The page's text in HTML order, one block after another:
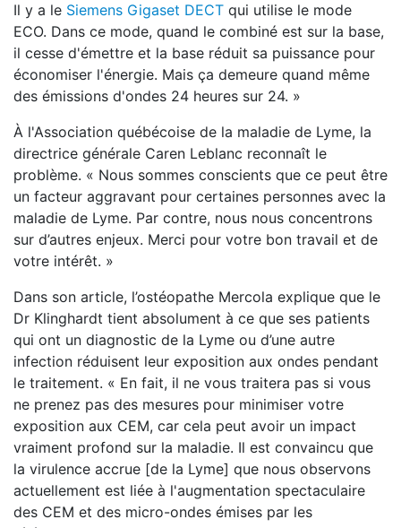
Il y a le Siemens Gigaset DECT qui utilise le mode
ECO. Dans ce mode, quand le combiné est sur la base,
il cesse d'émettre et la base réduit sa puissance pour
économiser l'énergie. Mais ça demeure quand même
des émissions d'ondes 24 heures sur 24. »
À l'Association québécoise de la maladie de Lyme, la
directrice générale Caren Leblanc reconnaît le
problème. « Nous sommes conscients que ce peut être
un facteur aggravant pour certaines personnes avec la
maladie de Lyme. Par contre, nous nous concentrons
sur d’autres enjeux. Merci pour votre bon travail et de
votre intérêt. »
Dans son article, l’ostéopathe Mercola explique que le
Dr Klinghardt tient absolument à ce que ses patients
qui ont un diagnostic de la Lyme ou d’une autre
infection réduisent leur exposition aux ondes pendant
le traitement. « En fait, il ne vous traitera pas si vous
ne prenez pas des mesures pour minimiser votre
exposition aux CEM, car cela peut avoir un impact
vraiment profond sur la maladie. Il est convaincu que
la virulence accrue [de la Lyme] que nous observons
actuellement est liée à l'augmentation spectaculaire
des CEM et des micro-ondes émises par les